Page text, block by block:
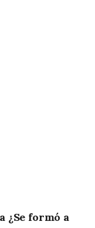
¿Se formó a